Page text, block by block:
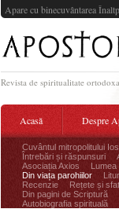
Apare cu binecuvântarea
Revista de spiritualitate
Acasă Despre
Cuvântul mitropolitului
Întrebări și răspunsuri
Asociația Axios
Lumea
Din viața parohiilor
Recenzie
Rețete și
Din pagini de Scriptură
Autobiografia spirituală